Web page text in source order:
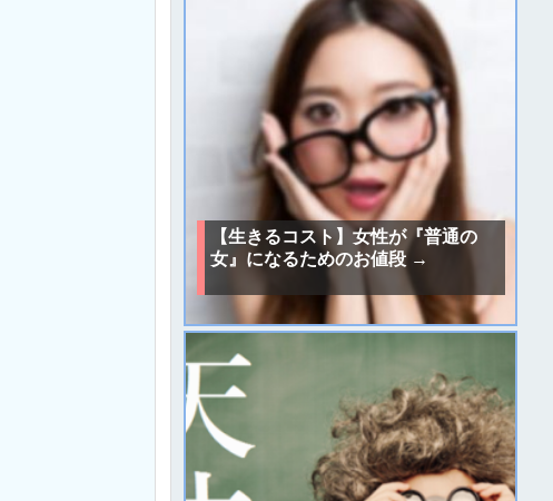
【生きるコスト】女性が『普通の
女』になるためのお値段 →